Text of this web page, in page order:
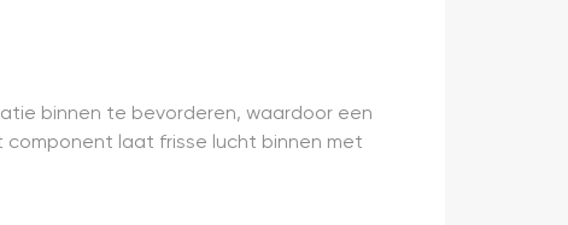
binnen te bevorderen, waardoor een
laat frisse lucht binnen met